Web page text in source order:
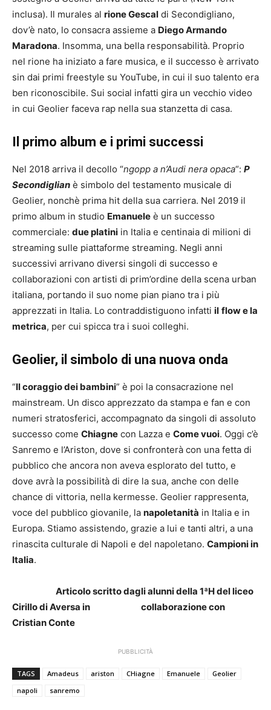
inclusa). Il murales al rione Gescal di Secondigliano,
dov’è nato, lo consacra assieme a Diego Armando
Maradona. Insomma, una bella responsabilità. Proprio
nel rione ha iniziato a fare musica, e il successo è arrivato
sin dai primi freestyle su YouTube, in cui il suo talento era
ben riconoscibile. Sui social infatti gira un vecchio video
in cui Geolier faceva rap nella sua stanzetta di casa.
Il primo album e i primi successi
Nel 2018 arriva il decollo “ngopp a n’Audi nera opaca“: P
Secondiglian è simbolo del testamento musicale di
Geolier, nonchè prima hit della sua carriera. Nel 2019 il
primo album in studio Emanuele è un successo
commerciale: due platini in Italia e centinaia di milioni di
streaming sulle piattaforme streaming. Negli anni
successivi arrivano diversi singoli di successo e
collaborazioni con artisti di prim’ordine della scena urban
italiana, portando il suo nome pian piano tra i più
apprezzati in Italia. Lo contraddistiguono infatti il flow e la
metrica, per cui spicca tra i suoi colleghi.
Geolier, il simbolo di una nuova onda
“Il coraggio dei bambini” è poi la consacrazione nel
mainstream. Un disco apprezzato da stampa e fan e con
numeri stratosferici, accompagnato da singoli di assoluto
successo come Chiagne con Lazza e Come vuoi. Oggi c’è
Sanremo e l’Ariston, dove si confronterà con una fetta di
pubblico che ancora non aveva esplorato del tutto, e
dove avrà la possibilità di dire la sua, anche con delle
chance di vittoria, nella kermesse. Geolier rappresenta,
voce del pubblico giovanile, la napoletanità in Italia e in
Europa. Stiamo assistendo, grazie a lui e tanti altri, a una
rinascita culturale di Napoli e del napoletano. Campioni in
Italia.
Articolo scritto dagli alunni della 1ªH del liceo
Cirillo di Aversa in collaborazione con
Cristian Conte
PUBBLICITÀ
TAGS Amadeus ariston CHiagne Emanuele
Geolier
napoli
sanremo